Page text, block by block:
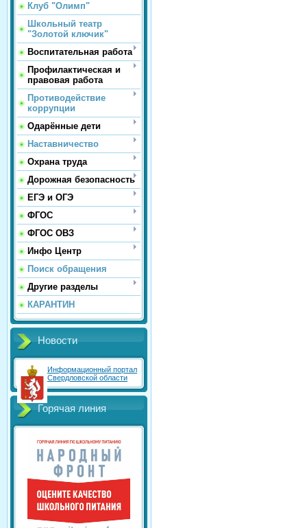
Клуб "Олимп"
Школьный театр
"Золотой ключик"
Воспитательная работа
Профилактическая и
правовая работа
Противодействие
коррупции
Одарённые дети
Наставничество
Охрана труда
Дорожная безопасность
ЕГЭ и ОГЭ
ФГОС
ФГОС ОВЗ
Инфо Центр
Поиск обращения
Другие разделы
КАРАНТИН
Новости
Информационный портал
Свердловской области
Горячая линия